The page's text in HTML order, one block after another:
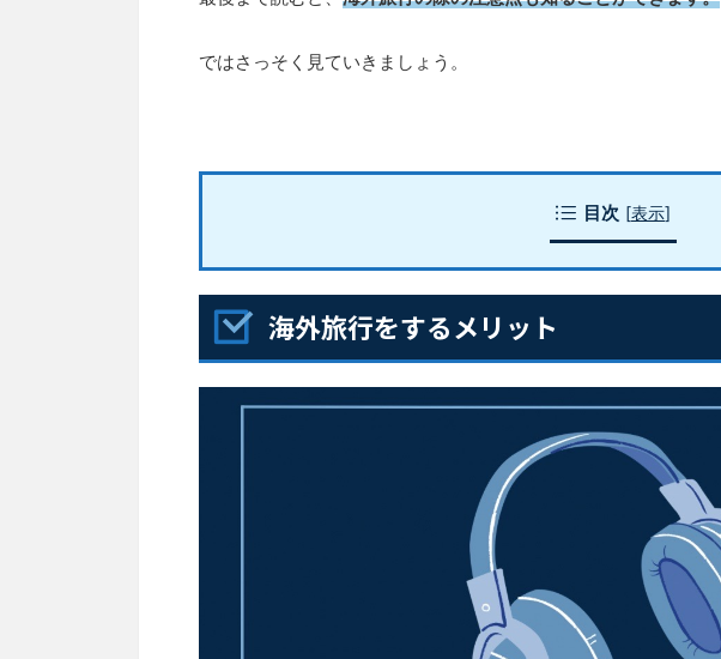
ではさっそく見ていきましょう。
目次 [表示]
海外旅行をするメリット